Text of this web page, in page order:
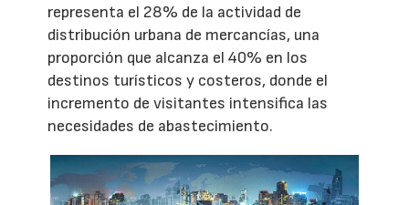
representa el 28% de la actividad de
distribución urbana de mercancías, una
proporción que alcanza el 40% en los
destinos turísticos y costeros, donde el
incremento de visitantes intensifica las
necesidades de abastecimiento.